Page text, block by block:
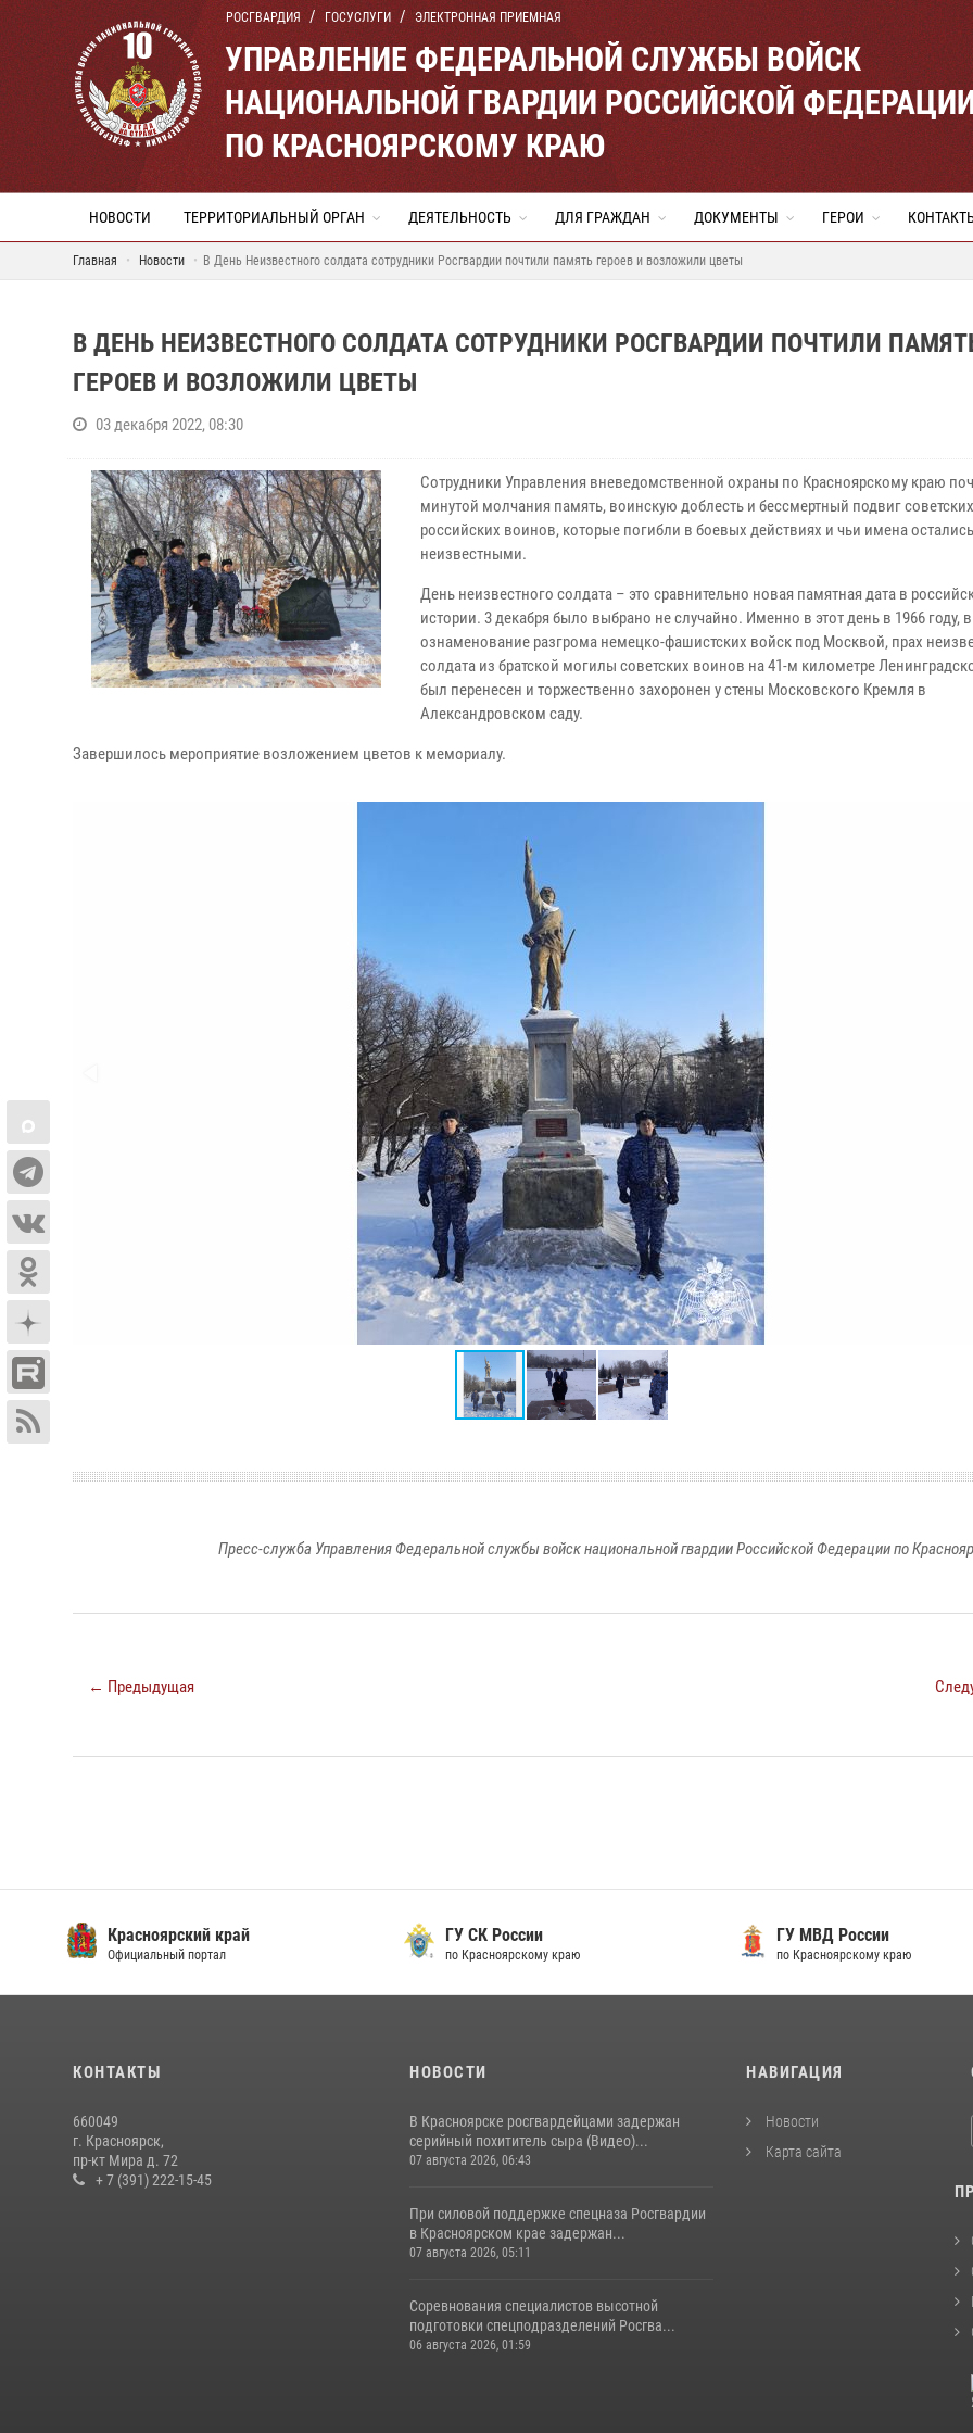
РОСГВАРДИЯ ГОСУСЛУГИ ЭЛЕКТРОННАЯ ПРИЕМНАЯ
УПРАВЛЕНИЕ ФЕДЕРАЛЬНОЙ СЛУЖБЫ ВОЙСК
НАЦИОНАЛЬНОЙ ГВАРДИИ РОССИЙСКОЙ
ПО КРАСНОЯРСКОМУ КРАЮ
НОВОСТИ ТЕРРИТОРИАЛЬНЫЙ ОРГАН ДЕЯТЕЛЬНОСТЬ ДЛЯ ГРАЖДАН ДОКУМЕНТЫ ГЕРОИ
Главная Новости В День Неизвестного солдата сотрудники Росгвардии почтили память героев и возложили цветы
В ДЕНЬ НЕИЗВЕСТНОГО СОЛДАТА СОТРУДНИКИ РОСГВАРДИИ ПОЧТИЛИ
ГЕРОЕВ И ВОЗЛОЖИЛИ ЦВЕТЫ
03 декабря 2022, 08:30
Сотрудники Управления вневедомственной охраны по Красноярскому краю
минутой молчания память, воинскую доблесть и бессмертный подвиг
российских воинов, которые погибли в боевых действиях и чьи имена остались
неизвестными.
День неизвестного солдата – это сравнительно новая памятная дата в
истории. 3 декабря было выбрано не случайно. Именно в этот день в 1966 году, в
ознаменование разгрома немецко-фашистских войск под Москвой, прах
солдата из братской могилы советских воинов на 41-м километре
был перенесен и торжественно захоронен у стены Московского Кремля в
Александровском саду.
Завершилось мероприятие возложением цветов к мемориалу.
Пресс-служба Управления Федеральной службы войск национальной гвардии Российской Федерации по
← Предыдущая
Красноярский край
Официальный портал
ГУ СК России
по Красноярскому краю
ГУ МВД России
по Красноярскому краю
КОНТАКТЫ
660049
г. Красноярск,
пр-кт Мира д. 72
+ 7 (391) 222-15-45
НОВОСТИ
В Красноярске росгвардейцами задержан
серийный похититель сыра (Видео)...
07 августа 2026, 06:43
При силовой поддержке спецназа Росгвардии
в Красноярском крае задержан...
07 августа 2026, 05:11
Соревнования специалистов высотной
подготовки спецподразделений Росгва...
06 августа 2026, 01:59
НАВИГАЦИЯ
Новости
Карта сайта